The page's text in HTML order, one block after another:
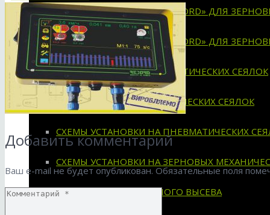
ХАРАКТЕРИСТИКИ СКВ «RECORD» ДЛЯ
ХАРАКТЕРИСТИКИ СКВ «RECORD» ДЛЯ
ИНСТРУКЦИИ ДЛЯ ПНЕВМАТИЧЕСКИХ СЕЯЛОК
ИНСТРУКЦИИ ДЛЯ МЕХАНИЧЕСКИХ СЕЯЛОК
СХЕМЫ УСТАНОВКИ НА ПНЕВМАТИЧЕСКИХ
СХЕМЫ УСТАНОВКИ НА ЗЕРНОВЫХ
СИСТЕМА ДЛЯ СЕЯЛОК ТОЧНОГО ВЫСЕВА
Добавить комментарий
Ваш e-mail не будет опубликован. Обязательные поля